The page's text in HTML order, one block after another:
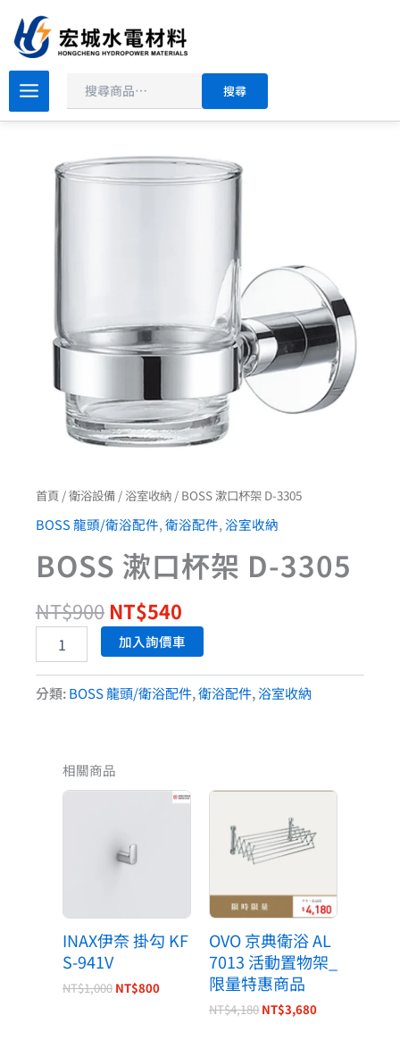
要
容
尋
搜尋
首頁 /衛浴設備 / 浴室收納 / BOSS 漱口杯架 D-3305
BOSS 龍頭/衛浴配件,衛浴配件,浴室收納
BOSS 漱口杯架 D-3305
NT$900
始
價
NT$900。
NT$540
價
NT$540。
BOSS
漱
口
3305
加入詢價車
分類:BOSS 龍頭/衛浴配件,衛浴配件,浴室收納
相關商品
INAX伊奈 掛勾 KF
S-941V
NT$1,000
格：
NT$1,000。
NT$800
OVO 京典衛浴 AL
7013 活動置物架_
限量特惠商品
NT$4,180
原
價
格：
NT$4,180。
NT$3,680
目